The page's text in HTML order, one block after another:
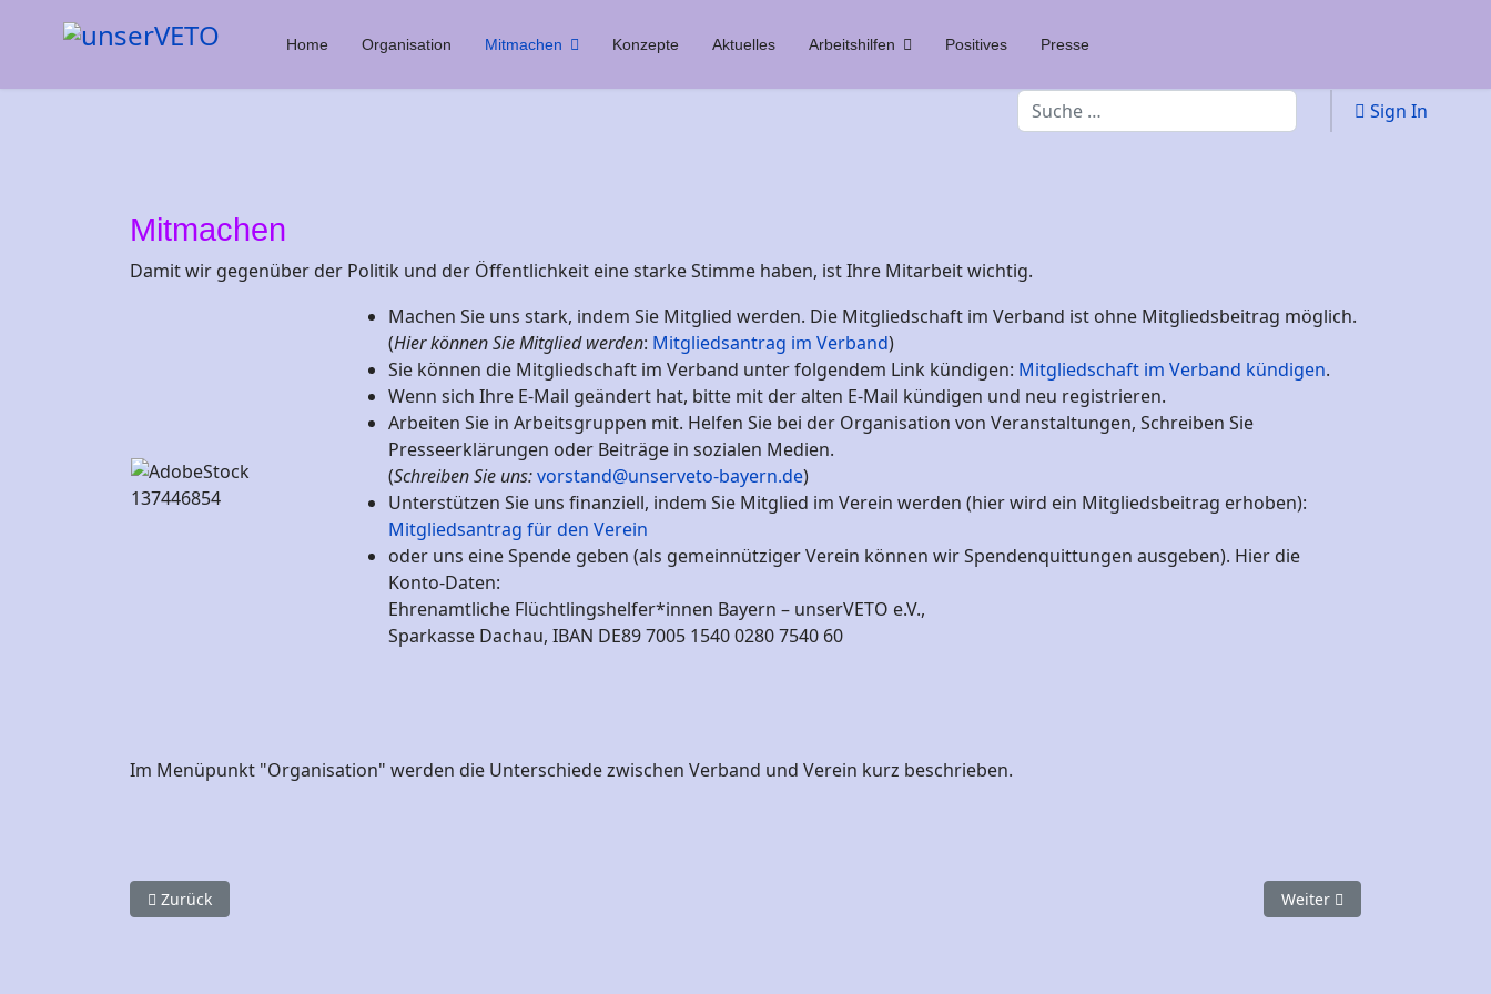
Home Organisation Mitmachen Konzepte Aktuelles Arbeitshilfen Positives Presse
Suchen Sign In
Mitmachen
Damit wir gegenüber der Politik und der Öffentlichkeit eine starke Stimme haben, ist Ihre Mitarbeit wichtig.
Machen Sie uns stark, indem Sie Mitglied werden. Die Mitgliedschaft im Verband ist ohne Mitgliedsbeitrag möglich.
(Hier können Sie Mitglied werden: Mitgliedsantrag im Verband)
Sie können die Mitgliedschaft im Verband unter folgendem Link kündigen: Mitgliedschaft im Verband kündigen.
Wenn sich Ihre E-Mail geändert hat, bitte mit der alten E-Mail kündigen und neu registrieren.
Arbeiten Sie in Arbeitsgruppen mit. Helfen Sie bei der Organisation von Veranstaltungen, Schreiben Sie
Presseerklärungen oder Beiträge in sozialen Medien.
(Schreiben Sie uns:vorstand@unserveto-bayern.de)
Unterstützen Sie uns finanziell, indem Sie Mitglied im Verein werden (hier wird ein Mitgliedsbeitrag erhoben):
Mitgliedsantrag für den Verein
oder uns eine Spende geben (als gemeinnütziger Verein können wir Spendenquittungen ausgeben). Hier die
Konto-Daten:
Ehrenamtliche Flüchtlingshelfer*innen Bayern – unserVETO e.V.,
Sparkasse Dachau, IBAN DE89 7005 1540 0280 7540 60
Im Menüpunkt "Organisation" werden die Unterschiede zwischen Verband und Verein kurz beschrieben.
Vorheriger Beitrag: Arbeitshilfen
Zurück Nächster Beitrag:
Weiter